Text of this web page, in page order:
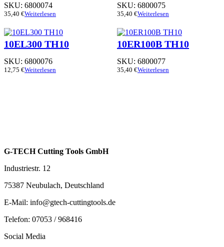
SKU: 6800074
35,40 €Weiterlesen
SKU: 6800075
35,40 €Weiterlesen
10EL300 TH10
SKU: 6800076
12,75 €Weiterlesen
10ER100B TH10
SKU: 6800077
35,40 €Weiterlesen
G-TECH Cutting Tools GmbH
Industriestr. 12
75387 Neubulach, Deutschland
E-Mail: info@gtech-cuttingtools.de
Telefon: 07053 / 968416
Social Media